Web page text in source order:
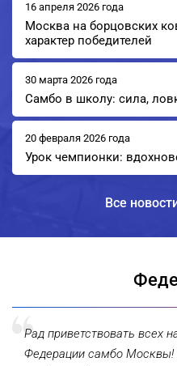
Все
16 апреля 2026 года
Москва на борцовских
характер победителей
30 марта 2026 года
Самбо в школу: сила,
20 февраля 2026 года
Урок чемпионки:
Рад приветствовать всех
Федерации самбо Москвы!